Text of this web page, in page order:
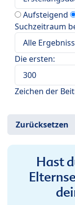
Aufsteigend
Suchzeitraum
Die ersten:
Zeichen der
Hast